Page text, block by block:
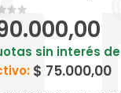
of 5
sin interés de
$ 75.000,00